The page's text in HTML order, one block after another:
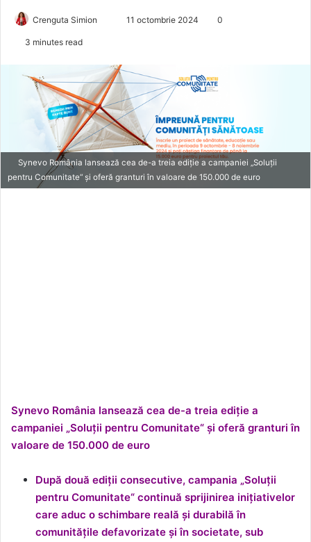
Crenguta Simion
d
a
n
e
m
a
l
11 octombrie 2024 0
3 minutes read
Synevo România lansează cea de-a treia ediție a campaniei „Soluții
pentru Comunitate“ și oferă granturi în valoare de 150.000 de euro
Synevo România lansează cea de-a treia ediție a
campaniei „Soluții pentru Comunitate“ și oferă granturi în
valoare de 150.000 de euro
După două ediții consecutive, campania „Soluții
pentru Comunitate“ continuă sprijinirea inițiativelor
care aduc o schimbare reală și durabilă în
comunitățile defavorizate și în societate, sub